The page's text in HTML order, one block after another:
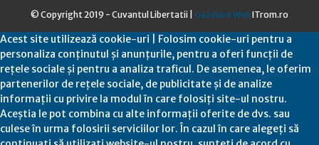
© Copyright 2019 - Cuvantul Libertatii | Gazduire Web ITrom.ro
Acest site utilizează cookie-uri | Folosim cookie-uri pentru a
personaliza conținutul și anunțurile, pentru a oferi funcții de
rețele sociale și pentru a analiza traficul. De asemenea, le oferim
partenerilor de rețele sociale, de publicitate și de analize
informații cu privire la modul în care folosiți site-ul nostru.
Aceștia le pot combina cu alte informații oferite de dvs. sau
culese în urma folosirii serviciilor lor. În cazul în care alegeți să